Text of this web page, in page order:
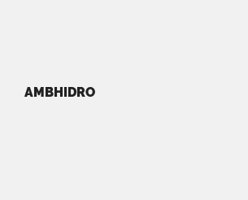
AMBHIDRO